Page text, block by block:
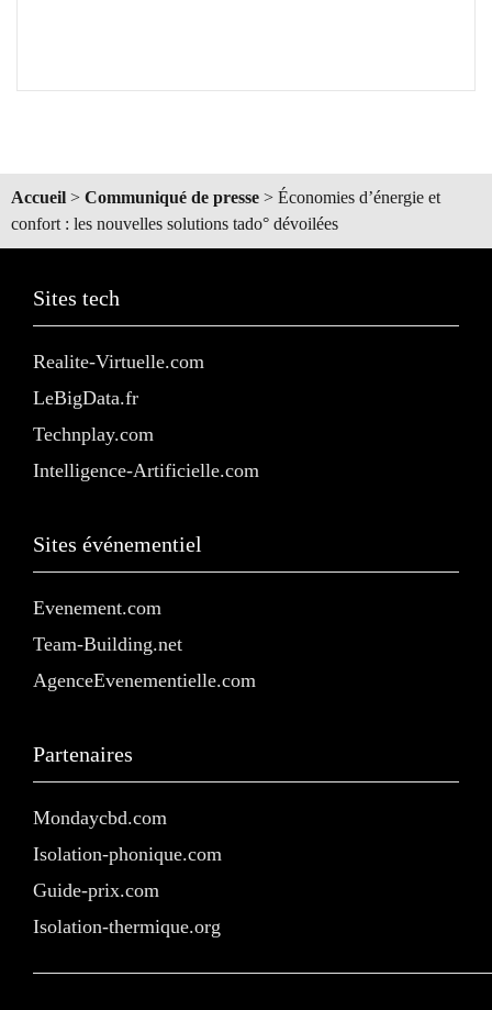
Accueil > Communiqué de presse > Économies d’énergie et
confort : les nouvelles solutions tado° dévoilées
Sites tech
Realite-Virtuelle.com
LeBigData.fr
Technplay.com
Intelligence-Artificielle.com
Sites événementiel
Evenement.com
Team-Building.net
AgenceEvenementielle.com
Partenaires
Mondaycbd.com
Isolation-phonique.com
Guide-prix.com
Isolation-thermique.org